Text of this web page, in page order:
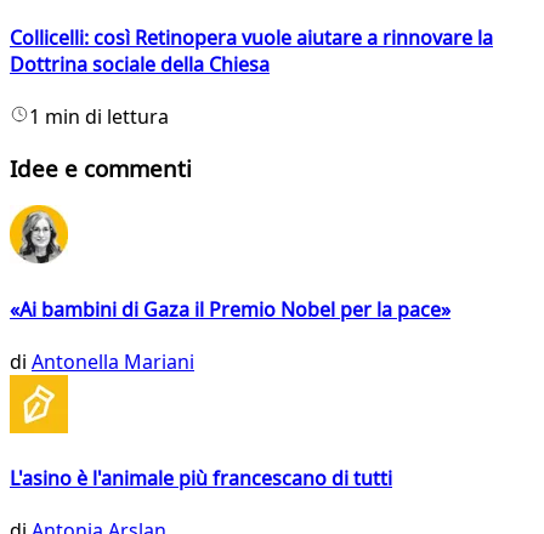
Collicelli: così Retinopera vuole aiutare a rinnovare la
Dottrina sociale della Chiesa
1 min di lettura
Idee e commenti
«Ai bambini di Gaza il Premio Nobel per la pace»
di Antonella Mariani
L'asino è l'animale più francescano di tutti